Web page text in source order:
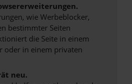
wie Werbeblocker,
bestimmter Seiten
die Seite in einem
oder in einem privaten
neu.